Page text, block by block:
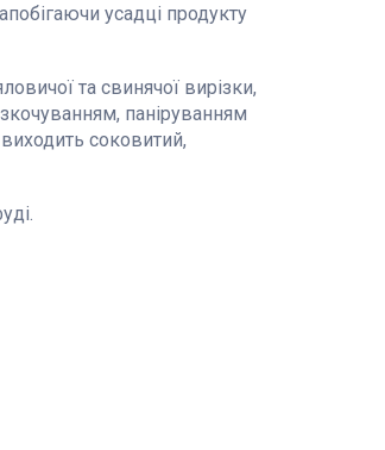
усадці продукту
та свинячої вирізки,
паніруванням
соковитий,